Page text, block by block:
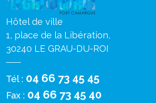
Hôtel de ville
1, place de la Libération,
30240 LE GRAU-DU-ROI
Tél : 04 66 73 45 45
Fax : 04 66 73 45 40